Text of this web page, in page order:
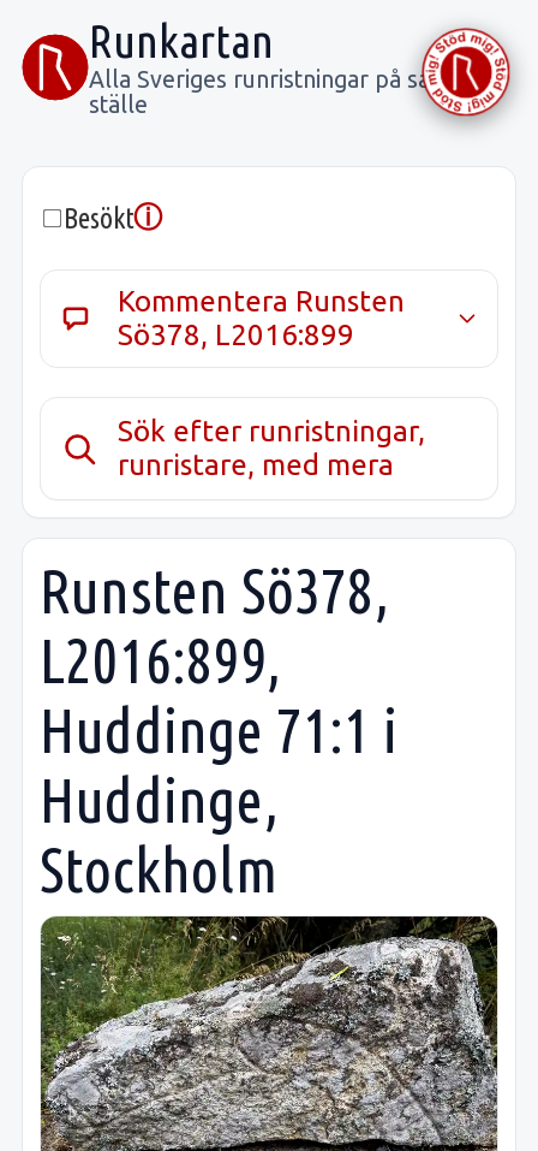
Runkartan
Alla Sveriges runristningar på samma
ställe
Besöktⓘ
Kommentera Runsten
Sö378, L2016:899
Sök efter runristningar,
runristare, med mera
Runsten Sö378,
L2016:899,
Huddinge 71:1 i
Huddinge,
Stockholm